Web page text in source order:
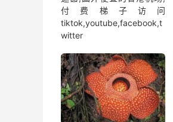
付费梯子访问
tiktok,youtube,facebook,t
witter